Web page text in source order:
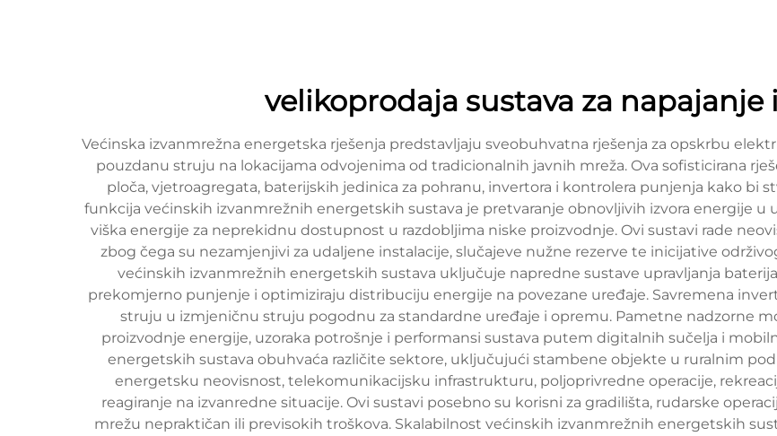
velikoprodaja sustava za napajanje
Većinska izvanmrežna energetska rješenja predstavljaju sveobuhvatna rješenja za opskrbu
pouzdanu struju na lokacijama odvojenima od tradicionalnih javnih mreža. Ova sofisticirana
ploča, vjetroagregata, baterijskih jedinica za pohranu, invertora i kontrolera punjenja kako bi
funkcija većinskih izvanmrežnih energetskih sustava je pretvaranje obnovljivih izvora energije
viška energije za neprekidnu dostupnost u razdobljima niske proizvodnje. Ovi sustavi rade
zbog čega su nezamjenjivi za udaljene instalacije, slučajeve nužne rezerve te inicijative
većinskih izvanmrežnih energetskih sustava uključuje napredne sustave upravljanja
prekomjerno punjenje i optimiziraju distribuciju energije na povezane uređaje. Savremena
struju u izmjeničnu struju pogodnu za standardne uređaje i opremu. Pametne nadzorne
proizvodnje energije, uzoraka potrošnje i performansi sustava putem digitalnih sučelja i
energetskih sustava obuhvaća različite sektore, uključujući stambene objekte u ruralnim
energetsku neovisnost, telekomunikacijsku infrastrukturu, poljoprivredne operacije,
reagiranje na izvanredne situacije. Ovi sustavi posebno su korisni za gradilišta, rudarske
mrežu nepraktičan ili previsokih troškova. Skalabilnost većinskih izvanmrežnih energetskih